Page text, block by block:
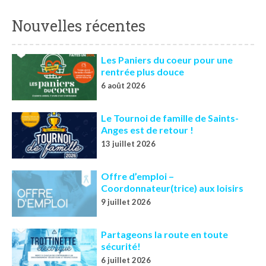
Nouvelles récentes
Les Paniers du coeur pour une
rentrée plus douce
6 août 2026
Le Tournoi de famille de Saints-
Anges est de retour !
13 juillet 2026
Offre d’emploi –
Coordonnateur(trice) aux loisirs
9 juillet 2026
Partageons la route en toute
sécurité!
6 juillet 2026